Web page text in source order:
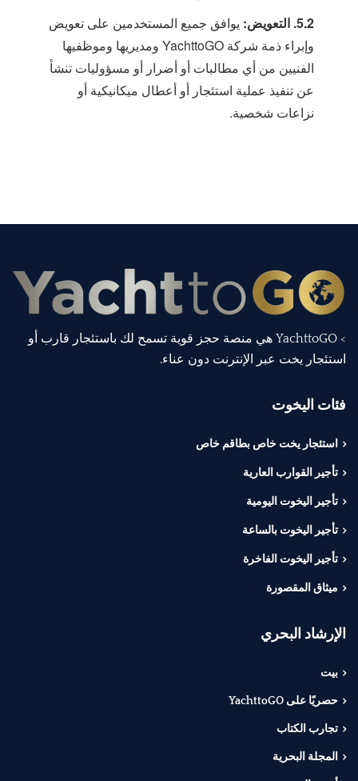
5.2. التعويض:
يوافق جميع المستخدمين على تعويض
وإبراء ذمة شركة YachttoGO ومديريها وموظفيها
الفنيين من أي مطالبات أو أضرار أو مسؤوليات تنشأ
عن تنفيذ عملية استئجار أو أعطال ميكانيكية أو
نزاعات شخصية.
> YachttoGO هي منصة حجز قوية تسمح لك باستئجار قارب أو
استئجار يخت عبر الإنترنت دون عناء.
فئات اليخوت
استئجار يخت خاص بطاقم خاص
تأجير القوارب العارية
تأجير اليخوت اليومية
تأجير اليخوت بالساعة
تأجير اليخوت الفاخرة
ميثاق المقصورة
الإرشاد البحري
بيت
حصريًا على YachttoGO
تجارب الكتاب
المجلة البحرية